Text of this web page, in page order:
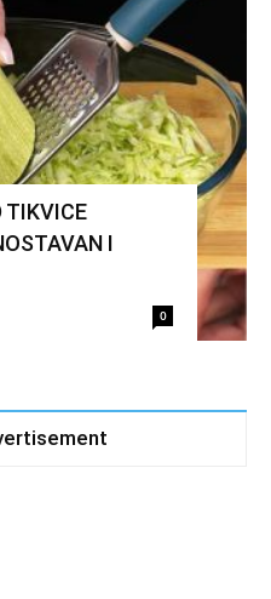
TIKVICE
I
0